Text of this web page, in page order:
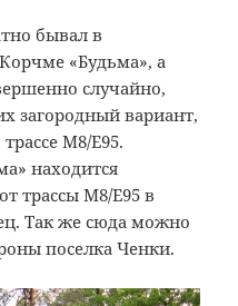
бывал в
«Будьма», а
случайно,
загородный вариант,
M8/E95.
находится
трассы M8/E95 в
Так же сюда можно
поселка Ченки.